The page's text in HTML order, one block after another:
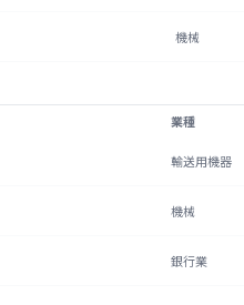
機械
業種
輸送用機器
機械
銀行業